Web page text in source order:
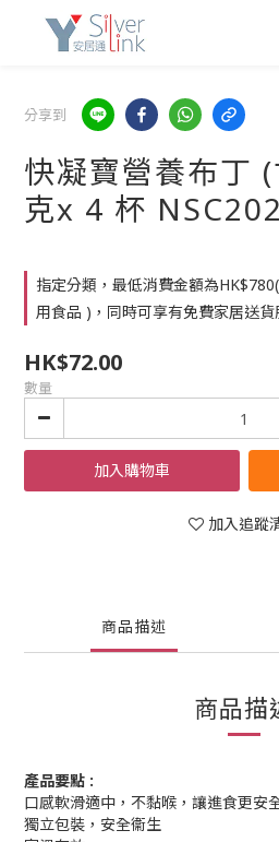
分享到
快凝寶營養布丁
克x 4 杯
指定分類，最低消費金額為
用食品 )，同時可享有免費家居送貨
HK$72.00
數量
加入購物車
加入追蹤
商品描述
商品描
產品要點 :
口感軟滑適中，不黏喉，讓進食更安
獨立包裝，安全衞生